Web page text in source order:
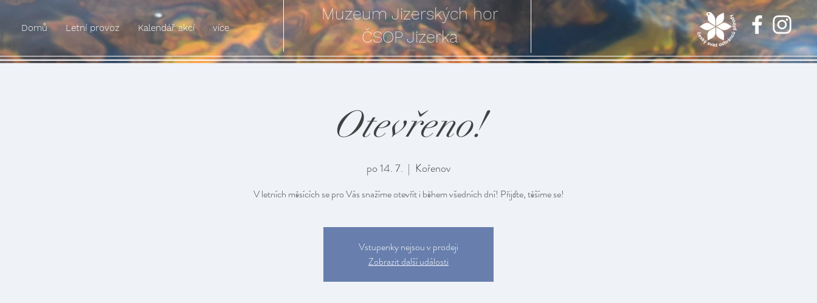
Domů Letní provoz Kalendář akcí více
Muzeum Jizerských hor
ČSOP Jizerka
Otevřeno!
po 14. 7.
  |
Kořenov
V letních měsících se pro Vás snažíme otevřít i během všedních dní! Přijďte, těšíme se!
Vstupenky nejsou v prodeji
Zobrazit další události